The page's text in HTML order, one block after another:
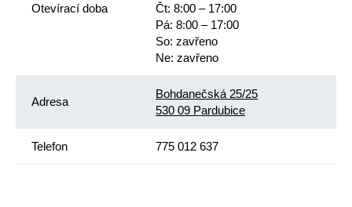
Otevírací doba
Čt: 8:00 – 17:00
Pá: 8:00 – 17:00
So: zavřeno
Ne: zavřeno
Adresa
Bohdanečská 25/25
530 09 Pardubice
Telefon 775 012 637